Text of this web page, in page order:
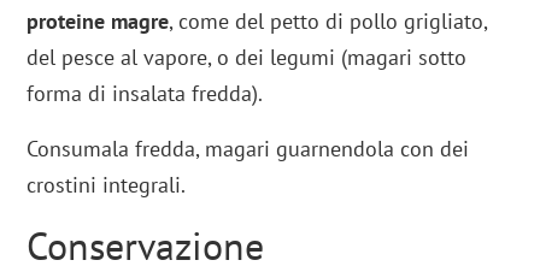
proteine magre, come del petto di pollo grigliato,
del pesce al vapore, o dei legumi (magari sotto
forma di insalata fredda).
Consumala fredda, magari guarnendola con dei
crostini integrali.
Conservazione